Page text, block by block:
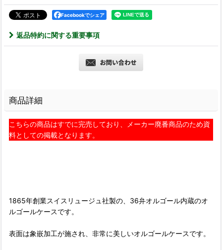
Facebookでシェア
返品特約に関する重要事項
商品詳細
こちらの商品はすでに完売しており、メーカー廃番商品のため資
料としての掲載となります。
1865年創業スイスリュージュ社製の、36弁オルゴール内蔵のオ
ルゴールケースです。
表面は象嵌加工が施され、非常に美しいオルゴールケースです。